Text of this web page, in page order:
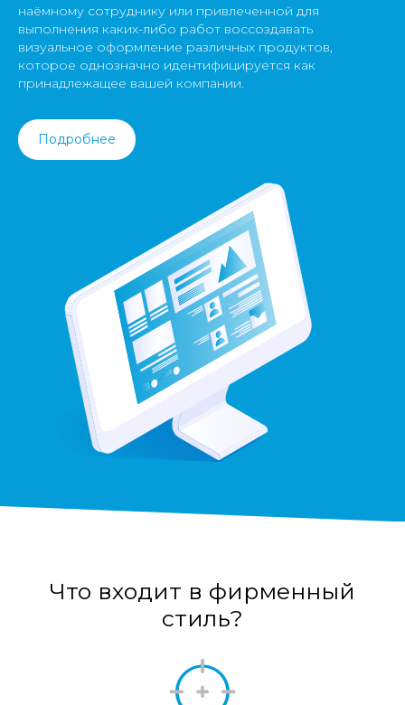
наёмному сотруднику или привлеченной для
выполнения каких-либо работ воссоздавать
визуальное оформление различных продуктов,
которое однозначно идентифицируется как
принадлежащее вашей компании.
Подробнее
Что входит в фирменный
стиль?